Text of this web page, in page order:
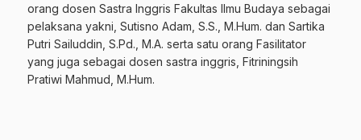
orang dosen Sastra Inggris Fakultas Ilmu Budaya sebagai
pelaksana yakni, Sutisno Adam, S.S., M.Hum. dan Sartika
Putri Sailuddin, S.Pd., M.A. serta satu orang Fasilitator
yang juga sebagai dosen sastra inggris, Fitriningsih
Pratiwi Mahmud, M.Hum.